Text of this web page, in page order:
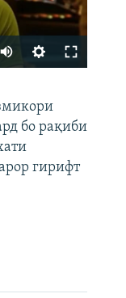
480p
360p
480pбо рақиби
гирифт